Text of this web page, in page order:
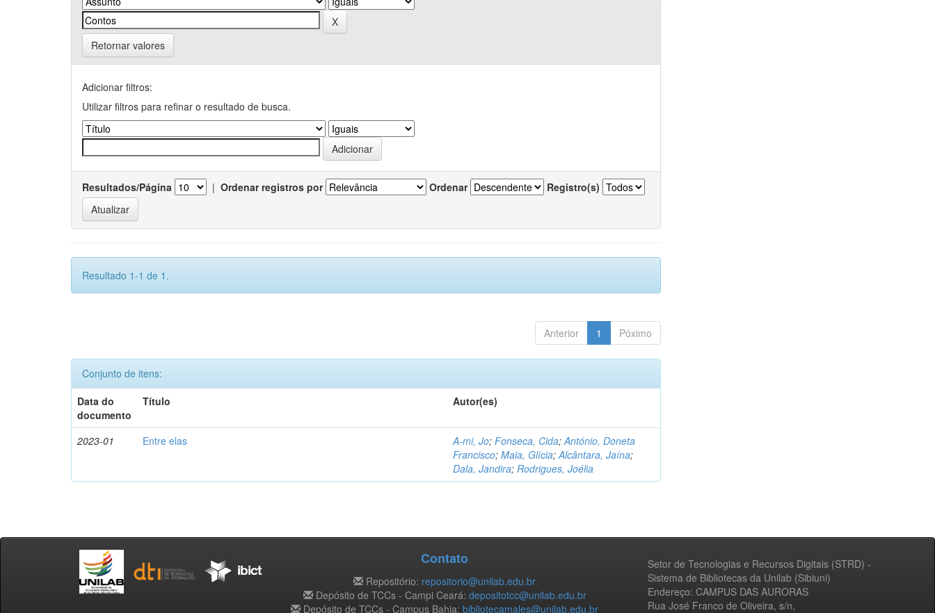
Retornar valores
Adicionar filtros:
Utilizar filtros para refinar o resultado de busca.
Resultados/Página | Ordenar registros por Ordenar Registro(s)
Resultado 1-1 de 1.
Anterior 1 Póximo
Conjunto de itens:
Data do
documento
Título Autor(es)
2023-01 Entre elas A-mi, Jo;Fonseca, Cida;António, Doneta
Francisco;Maia, Glícia;Alcântara, Jaína;
Dala, Jandira;Rodrigues, Joélia
Setor de Tecnologias e Recursos Digitais (STRD) -
Sistema de Bibliotecas da Unilab (Sibiuni)
Endereço: CAMPUS DAS AURORAS
Rua José Franco de Oliveira, s/n,
Contato
Repositório: repositorio@unilab.edu.br
Depósito de TCCs - Campi Ceará: depositotcc@unilab.edu.br
Depósito de TCCs - Campus Bahia: bibliotecamales@unilab.edu.br